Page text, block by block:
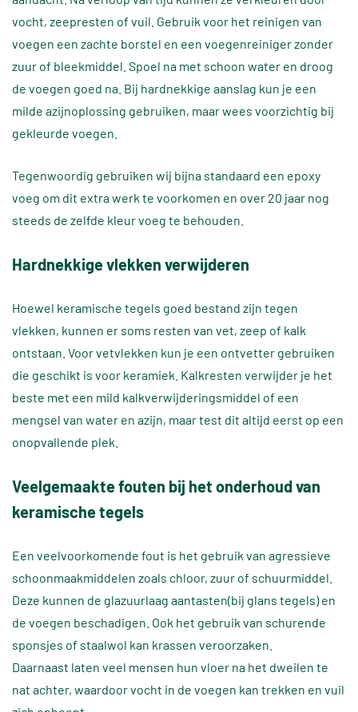
vocht, zeepresten of vuil. Gebruik voor het reinigen van
voegen een zachte borstel en een voegenreiniger zonder
zuur of bleekmiddel. Spoel na met schoon water en droog
de voegen goed na. Bij hardnekkige aanslag kun je een
milde azijnoplossing gebruiken, maar wees voorzichtig bij
gekleurde voegen.
Tegenwoordig gebruiken wij bijna standaard een epoxy
voeg om dit extra werk te voorkomen en over 20 jaar nog
steeds de zelfde kleur voeg te behouden.
Hardnekkige vlekken verwijderen
Hoewel keramische tegels goed bestand zijn tegen
vlekken, kunnen er soms resten van vet, zeep of kalk
ontstaan. Voor vetvlekken kun je een ontvetter gebruiken
die geschikt is voor keramiek. Kalkresten verwijder je het
beste met een mild kalkverwijderingsmiddel of een
mengsel van water en azijn, maar test dit altijd eerst op een
onopvallende plek.
Veelgemaakte fouten bij het onderhoud van
keramische tegels
Een veelvoorkomende fout is het gebruik van agressieve
schoonmaakmiddelen zoals chloor, zuur of schuurmiddel.
Deze kunnen de glazuurlaag aantasten(bij glans tegels) en
de voegen beschadigen. Ook het gebruik van schurende
sponsjes of staalwol kan krassen veroorzaken.
Daarnaast laten veel mensen hun vloer na het dweilen te
nat achter, waardoor vocht in de voegen kan trekken en vuil